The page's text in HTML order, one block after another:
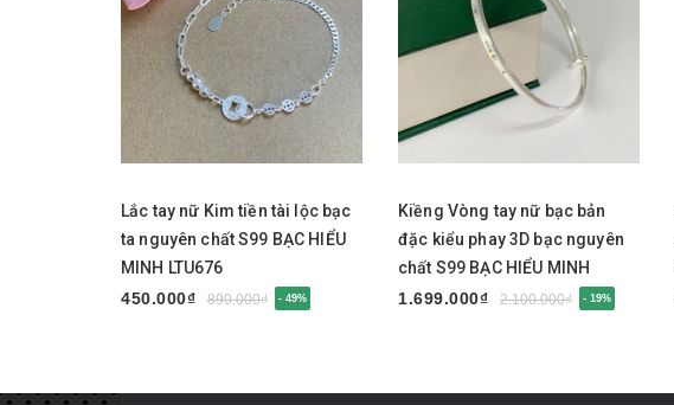
Lắc tay nữ Kim tiền tài lộc bạc
ta nguyên chất S99 BẠC HIỂU
MINH LTU676
450.000₫
890.000₫ - 49%
Kiềng Vòng tay nữ bạc bản
đặc kiểu phay 3D bạc nguyên
chất S99 BẠC HIỂU MINH
LTU675
1.699.000₫ 2.100.000₫ - 19%